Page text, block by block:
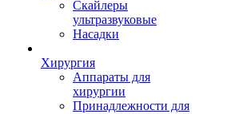
Скайлеры
ультразвуковые
Насадки
Хирургия
Аппараты для
хирургии
Принадлежности для